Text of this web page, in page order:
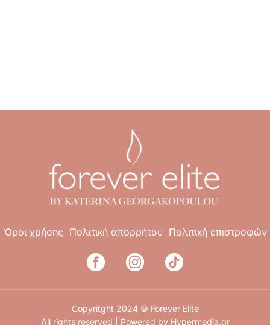
Όροι χρήσης Πολιτική απορρήτου Πολιτική επιστροφών
Copyritght 2024 © Forever Elite
All rights reserved | Powered by Hypermedia.gr